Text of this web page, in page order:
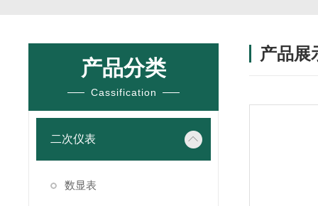
产品分类
Cassification
二次仪表
数显表
产品展